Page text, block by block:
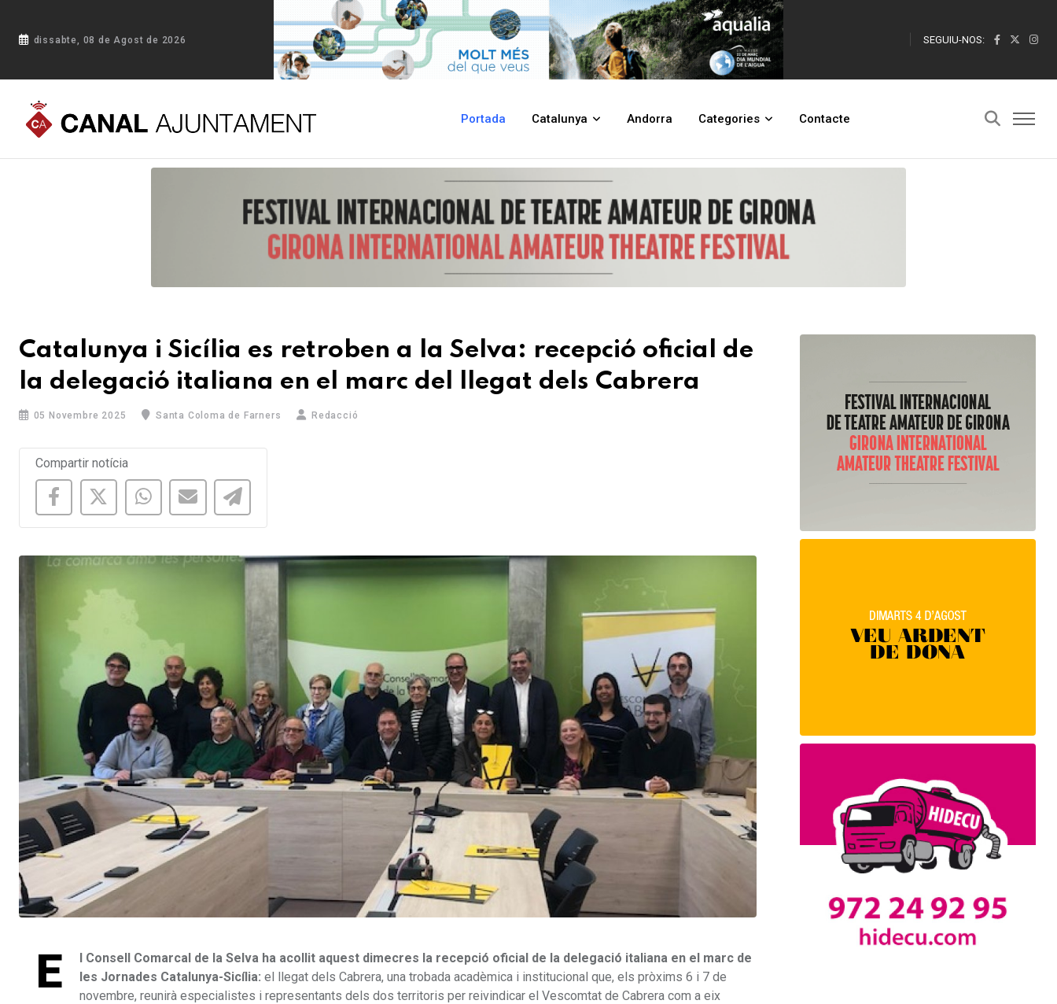
dissabte, 08 de Agost de 2026 SEGUIU-NOS:
Portada Catalunya Andorra Categories Contacte
Portada Blog Catalunya i Sicília es retroben a la Selva: recepció oficial de la delegació italiana en el marc del llegat dels Cabrera
Catalunya i Sicília es retroben a la Selva: recepció oficial de
la delegació italiana en el marc del llegat dels Cabrera
05 Novembre 2025 Santa Coloma de Farners Redacció
Compartir notícia
E
l Consell Comarcal de la Selva ha acollit aquest dimecres la recepció oficial de la delegació italiana en el marc de
les Jornades Catalunya-Sicília: el llegat dels Cabrera, una trobada acadèmica i institucional que, els pròxims 6 i 7 de
novembre, reunirà especialistes i representants dels dos territoris per reivindicar el Vescomtat de Cabrera com a eix